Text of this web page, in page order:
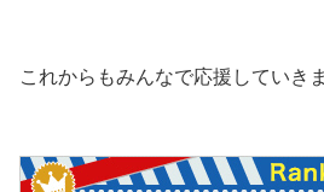
これからもみんなで応援していき